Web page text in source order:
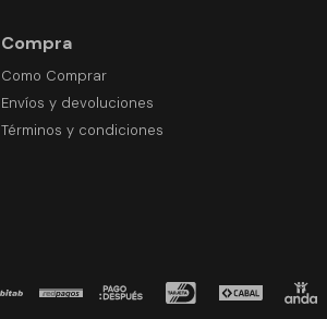
Compra
Como Comprar
Envíos y devoluciones
Términos y condiciones